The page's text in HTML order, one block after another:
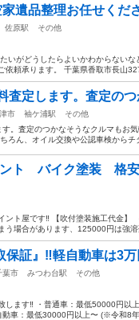
遺品整理お任せくだ
佐原駅
その他
いがどうしたらよいかわからない
依頼承ります。 千葉県香取市長山
査定します。査定の
市 袖ケ浦駅
その他
。査定のつかなそうなクルマもお
ろん、オイル交換や公認車検からチ
ント バイク塗装 格
ント屋です‼︎ 【吹付塗装施工代金
う場合があります、125000円は強溶
保証』‼️軽自動車は3
葉市 みつわ台駅
その他
します‼️ ・普通車：最低50000円以
動車：最低30000円以上〜 (※令和8